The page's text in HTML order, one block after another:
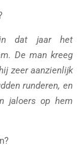
dat jaar het
De man kreeg
zeer aanzienlijk
runderen, en
jaloers op hem